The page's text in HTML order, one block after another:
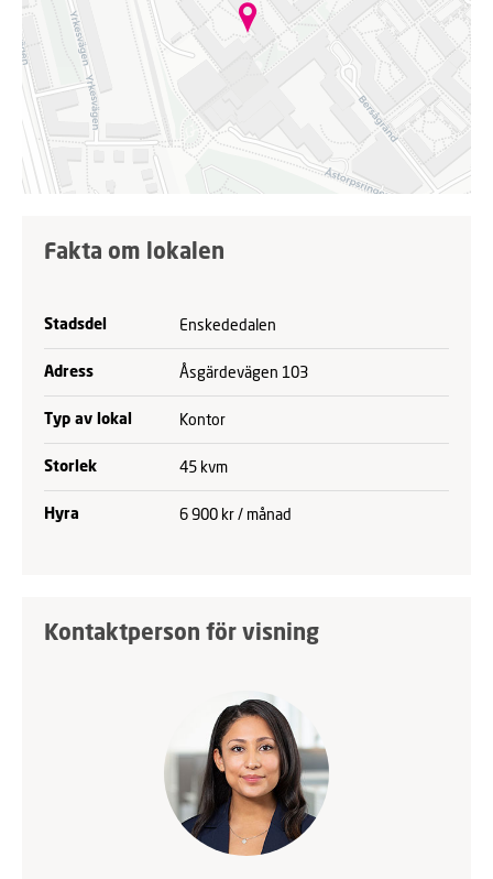
.
Fakta om lokalen
Stadsdel Enskededalen
Adress Åsgärdevägen 103
Typ av lokal Kontor
Storlek 45 kvm
Hyra 6 900 kr / månad
Kontaktperson för visning